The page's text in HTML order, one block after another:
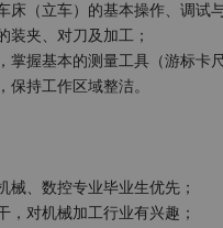
床（立车）的基本操作、调试
装夹、对刀及加工；
掌握基本的测量工具（游标卡
保持工作区域整洁。
械、数控专业毕业生优先；
，对机械加工行业有兴趣；